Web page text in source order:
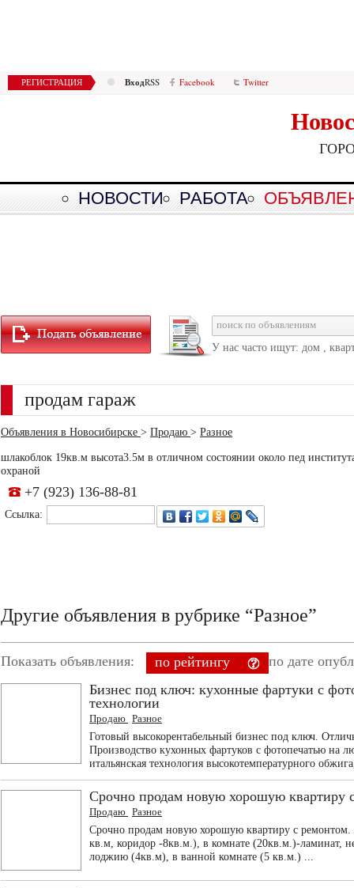
РЕГИСТРАЦИЯ ВходRSS Facebook Twitter
НОВОСТИ РАБОТА
У нас часто ищут: дом ,
продам гараж
Объявления в Новосибирске > Продаю > Разное
шлакоблок 19кв.м высота3.5м в отличном состоянии около пед
охраной
+7 (923) 136-88-81
Ссылка:
Другие объявления в рубрике “Разное”
Показать объявления: по рейтингу
по дате
Бизнес под ключ: кухонные фартуки с
технологии
Продаю Разное
Готовый высокорентабельный бизнес под ключ.
Производство кухонных фартуков с фотопечатью на
итальянская технология высокотемпературного
Срочно продам новую хорошую квартиру
Продаю Разное
Срочно продам новую хорошую квартиру с ремонтом.
кв.м, коридор -8кв.м.), в комнате (20кв.м.)-ламинат,
лоджию (4кв.м), в ванной комнате (5 кв.м.) ...